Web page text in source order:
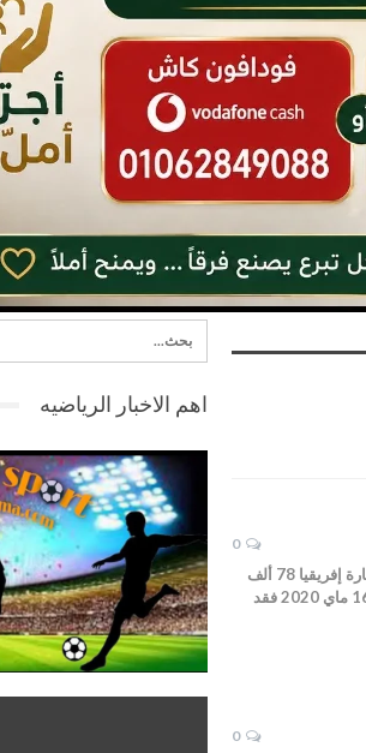
0
بقلم المعز غني إفريقيا...إصابات كورونا تتجاوز 78 ألف تجاوزت حصيلة المصابين بفيروس كورونا في قارة إفريقيا 78 ألف
وفق معطيات حديثة و حسب معطيات المركز الإفريقي لمراقبة الأمراض و الوقاية منها. اليوم السبت 16 ماي 2020 فقد
0
اهم الاخبار الرياضيه